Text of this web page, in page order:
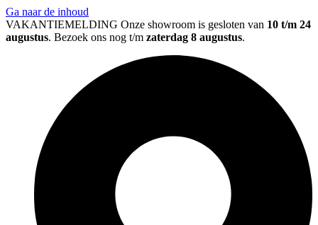
Ga naar de inhoud
VAKANTIEMELDING Onze showroom is gesloten van 10 t/m 24
augustus. Bezoek ons nog t/m zaterdag 8 augustus.